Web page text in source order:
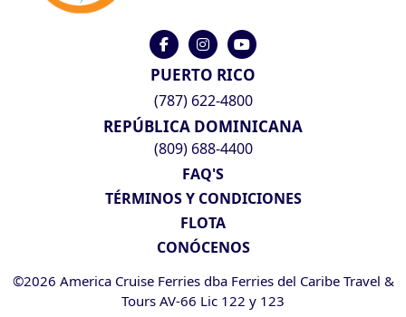
PUERTO RICO
(787) 622-4800
REPÚBLICA DOMINICANA
(809) 688-4400
FAQ'S
TÉRMINOS Y CONDICIONES
FLOTA
CONÓCENOS
©2026 America Cruise Ferries dba Ferries del Caribe Travel &
Tours AV-66 Lic 122 y 123